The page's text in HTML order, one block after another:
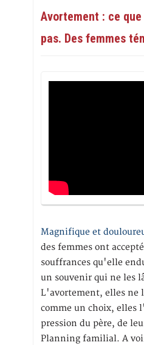
Avortement : ce que
pas. Des femmes
Magnifique et
des femmes ont
souffrances qu'elle
un souvenir qui ne les
L'avortement, elles ne
comme un choix, elles
pression du père, de
Planning familial. A